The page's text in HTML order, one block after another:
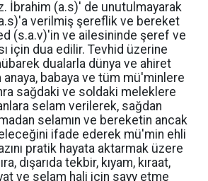
İbrahim (a.s)' de unutulmayarak
verilmiş şereflik ve bereket
(s.a.v)'in ve ailesininde şeref ve
için dua edilir. Tevhid üzerine
dualarla dünya ve ahiret
babaya ve tüm mü'minlere
sağdaki ve soldaki meleklere
selam verilerek, sağdan
selamın ve bereketin ancak
ifade ederek mü'min ehli
pratik hayata aktarmak üzere
dışarıda tekbir, kıyam, kıraat,
ve selam hali için sayy etme